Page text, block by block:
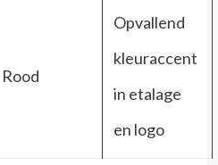
Rood
Opvallend
kleuraccent
in etalage
en logo